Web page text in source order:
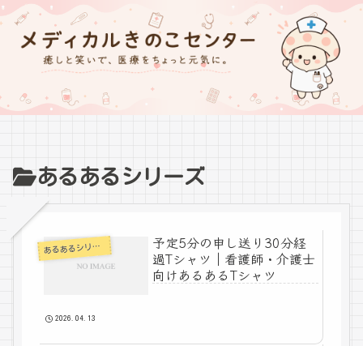
あるあるシリーズ
あ
るあるシリーズ
予定5分の申し送り30分経
過Tシャツ｜看護師・介護士
向けあるあるTシャツ
2026.04.13